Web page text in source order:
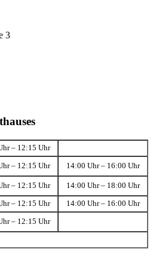
3
– 12:15 Uhr
– 12:15 Uhr 14:00 Uhr – 16:00 Uhr
– 12:15 Uhr 14:00 Uhr – 18:00 Uhr
– 12:15 Uhr 14:00 Uhr – 16:00 Uhr
– 12:15 Uhr